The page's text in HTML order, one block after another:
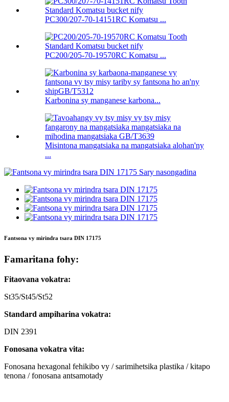
PC300/207-70-14151RC Komatsu ...
PC200/205-70-19570RC Komatsu ...
Karbonina sy manganese karbona...
Misintona mangatsiaka na mangatsiaka alohan'ny
...
Fantsona vy mirindra tsara DIN 17175
Famaritana fohy:
Fitaovana vokatra:
St35/St45/St52
Standard ampiharina vokatra:
DIN 2391
Fonosana vokatra vita:
Fonosana hexagonal fehikibo vy / sarimihetsika plastika / kitapo
tenona / fonosana antsamotady